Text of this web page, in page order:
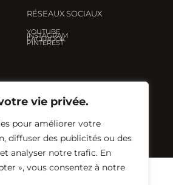
vie privée.
pour améliorer votre
diffuser des publicités ou des
analyser notre trafic. En
», vous consentez à notre
RÉSEAUX SOCIAUX
YOUTUBE
INSTAGRAM
FACEBOOK
PINTEREST
Créé avec ♡ parEglantine Renault